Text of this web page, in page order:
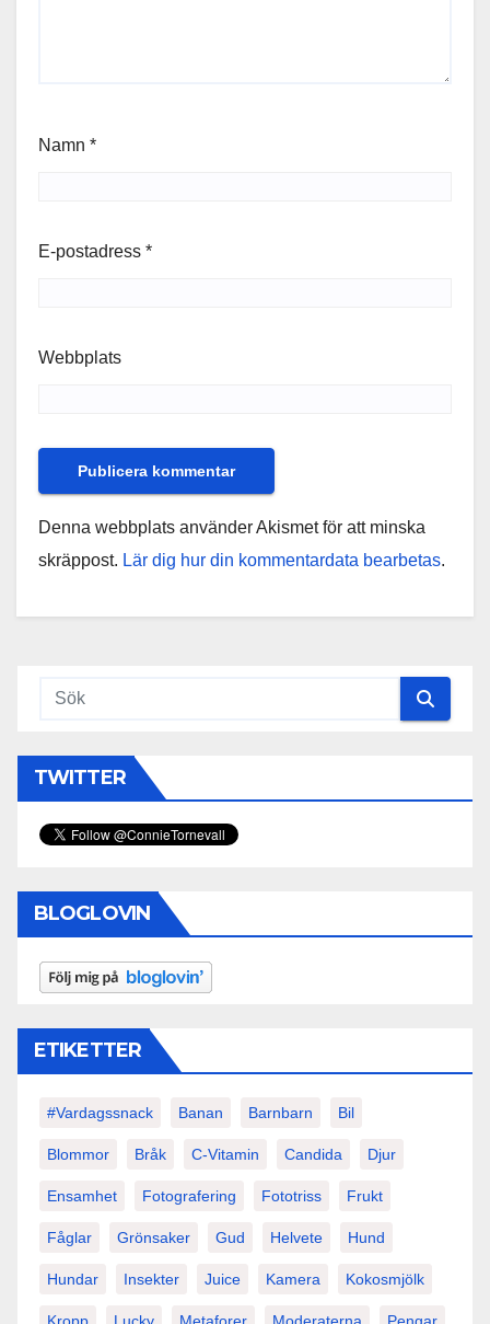
Namn *
E-postadress *
Webbplats
Denna webbplats använder Akismet för att minska
skräppost. Lär dig hur din kommentardata bearbetas.
TWITTER
BLOGLOVIN
ETIKETTER
#vardagssnack Banan Barnbarn Bil
Blommor Bråk C-Vitamin Candida Djur
Ensamhet Fotografering Fototriss Frukt
Fåglar Grönsaker Gud Helvete Hund
Hundar Insekter Juice Kamera Kokosmjölk
Kropp Lucky Metaforer Moderaterna Pengar